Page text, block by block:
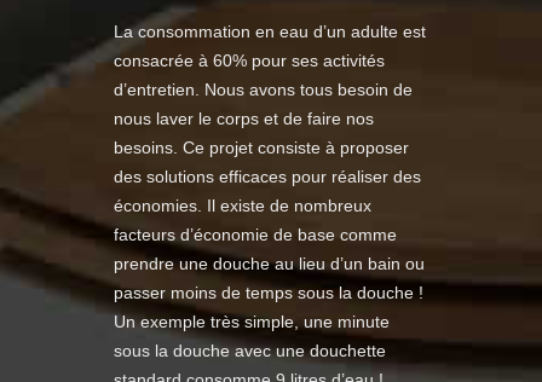
La consommation en eau d’un adulte est
consacrée à 60% pour ses activités
d’entretien. Nous avons tous besoin de
nous laver le corps et de faire nos
besoins. Ce projet consiste à proposer
des solutions efficaces pour réaliser des
économies. Il existe de nombreux
facteurs d’économie de base comme
prendre une douche au lieu d’un bain ou
passer moins de temps sous la douche !
Un exemple très simple, une minute
sous la douche avec une douchette